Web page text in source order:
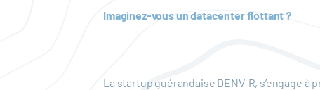
Imaginez-vous un datacenter flottant ?
La startup guérandaise DENV-R, s’engage